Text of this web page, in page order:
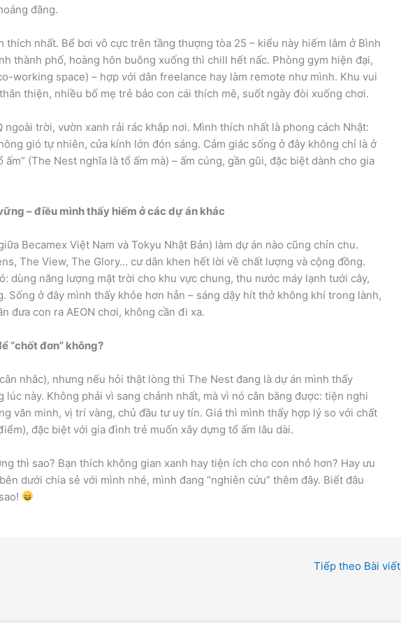
đãng.
nhất. Bể bơi vô cực trên tầng thượng tòa 25 – kiểu này hiếm lắm ở Bình
thành phố, hoàng hôn buông xuống thì chill hết nấc. Phòng gym hiện đại,
working space) – hợp với dân freelance hay làm remote như mình. Khu vui
thiện, nhiều bố mẹ trẻ bảo con cái thích mê, suốt ngày đòi xuống chơi.
ngoài trời, vườn xanh rải rác khắp nơi. Mình thích nhất là phong cách Nhật:
gió tự nhiên, cửa kính lớn đón sáng. Cảm giác sống ở đây không chỉ là ở
ấm” (The Nest nghĩa là tổ ấm mà) – ấm cúng, gần gũi, đặc biệt dành cho gia
– điều mình thấy hiếm ở các dự án khác
Becamex Việt Nam và Tokyu Nhật Bản) làm dự án nào cũng chỉn chu.
The View, The Glory… cư dân khen hết lời về chất lượng và cộng đồng.
dùng năng lượng mặt trời cho khu vực chung, thu nước máy lạnh tưới cây,
Sống ở đây mình thấy khỏe hơn hẳn – sáng dậy hít thở không khí trong lành,
đưa con ra AEON chơi, không cần đi xa.
“chốt đơn” không?
nhắc), nhưng nếu hỏi thật lòng thì The Nest đang là dự án mình thấy
lúc này. Không phải vì sang chảnh nhất, mà vì nó cân bằng được: tiện nghi
văn minh, vị trí vàng, chủ đầu tư uy tín. Giá thì mình thấy hợp lý so với chất
đặc biệt với gia đình trẻ muốn xây dựng tổ ấm lâu dài.
thì sao? Bạn thích không gian xanh hay tiện ích cho con nhỏ hơn? Hay ưu
dưới chia sẻ với mình nhé, mình đang “nghiên cứu” thêm đây. Biết đâu
Tiếp theo Bài viết